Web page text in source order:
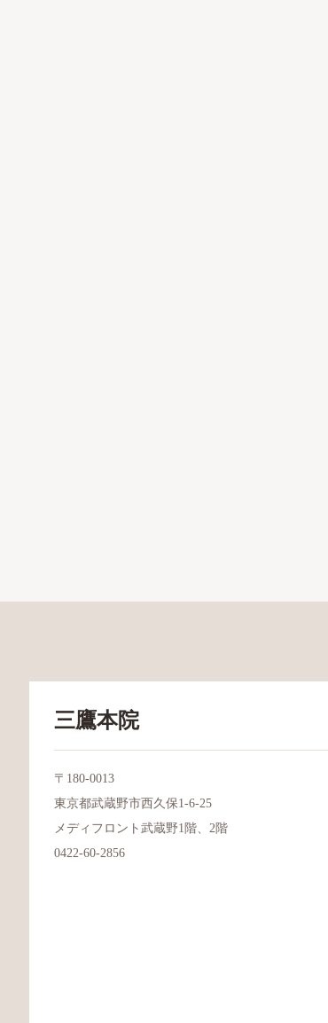
三鷹本院
〒180-0013
東京都武蔵野市西久保1-6-25
メディフロント武蔵野1階、2階
0422-60-2856